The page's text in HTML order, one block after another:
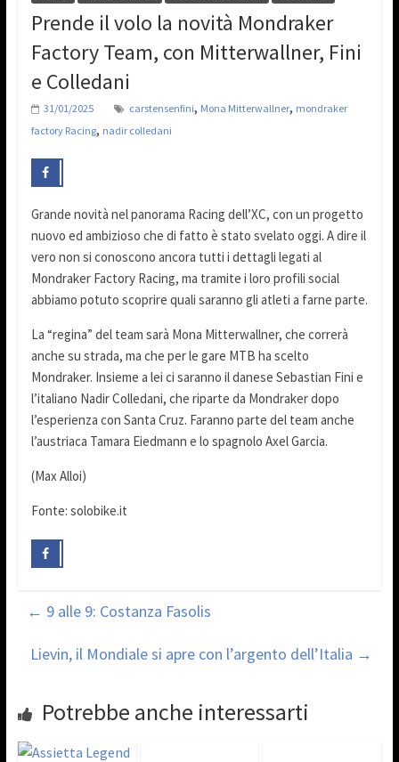
Prende il volo la novità Mondraker
Factory Team, con Mitterwallner, Fini
e Colledani
31/01/2025 carstensenfini, Mona Mitterwallner, mondraker
factory Racing, nadir colledani
Grande novità nel panorama Racing dell’XC, con un progetto
nuovo ed ambizioso che di fatto è stato svelato oggi. A dire il
vero non si conoscono ancora tutti i dettagli legati al
Mondraker Factory Racing, ma tramite i loro profili social
abbiamo potuto scoprire quali saranno gli atleti a farne parte.
La “regina” del team sarà Mona Mitterwallner, che correrà
anche su strada, ma che per le gare MTB ha scelto
Mondraker. Insieme a lei ci saranno il danese Sebastian Fini e
l’italiano Nadir Colledani, che riparte da Mondraker dopo
l’esperienza con Santa Cruz. Faranno parte del team anche
l’austriaca Tamara Eiedmann e lo spagnolo Axel Garcia.
(Max Alloi)
Fonte: solobike.it
← 9 alle 9: Costanza Fasolis
Lievin, il Mondiale si apre con l’argento dell’Italia →
Potrebbe anche interessarti